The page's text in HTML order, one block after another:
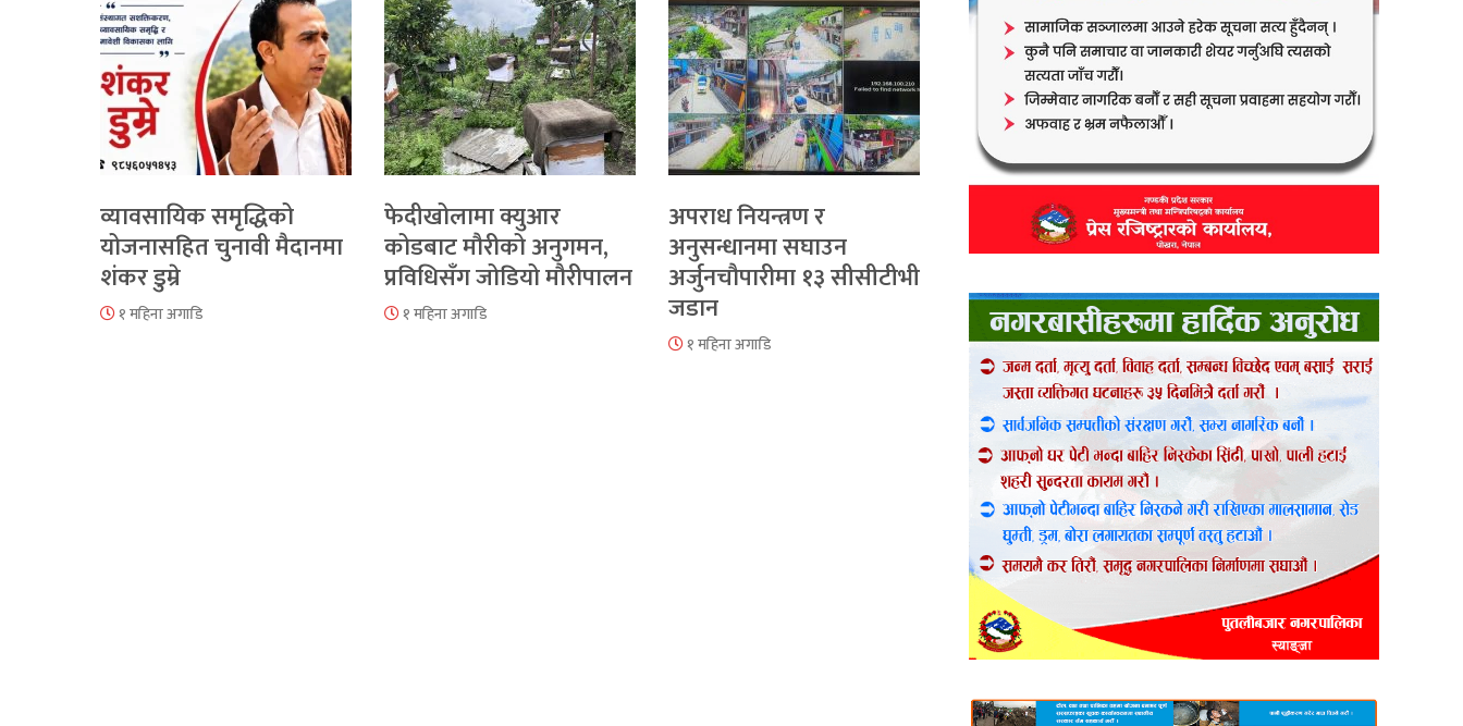
व्यावसायिक समृद्धिको
योजनासहित चुनावी मैदानमा
शंकर डुम्रे
१ महिना अगाडि
फेदीखोलामा क्युआर
कोडबाट मौरीको अनुगमन,
प्रविधिसँग जोडियो मौरीपालन
१ महिना अगाडि
अपराध नियन्त्रण र
अनुसन्धानमा सघाउन
अर्जुनचौपारीमा १३ सीसीटीभी
जडान
१ महिना अगाडि